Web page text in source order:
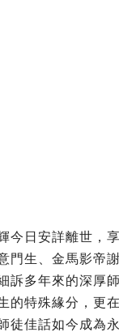
今日安詳離世，
門生、金馬影帝
訴多年來的深厚
的特殊緣分，更
徒佳話如今成為永